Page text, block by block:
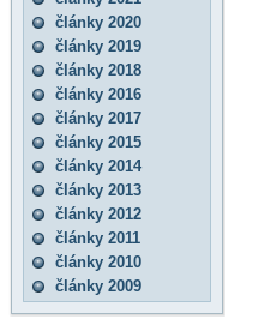
články 2020
články 2019
články 2018
články 2016
články 2017
články 2015
články 2014
články 2013
články 2012
články 2011
články 2010
články 2009